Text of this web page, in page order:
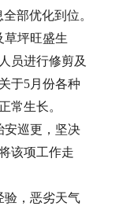
部优化到位。
草坪旺盛生
员进行修剪及
于5月份各种
常生长。
安巡更，坚决
该项工作走
验，恶劣天气